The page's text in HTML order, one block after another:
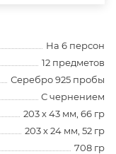
На 6 персон
12 предметов
Серебро 925 пробы
С чернением
203 х 43 мм, 66 гр
203 х 24 мм, 52 гр
708 гр